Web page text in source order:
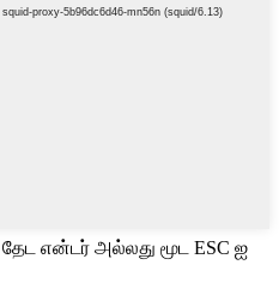
தேட என்டர் அல்லது மூட ESC ஐ